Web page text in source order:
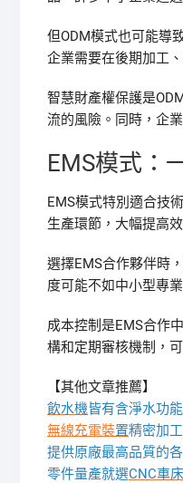
但ODM模式也可能導
企業需要在後期加工
智慧財產權保護是
流的風險。同時，企
EMS模式：
EMS模式特別適合技
生產環節，大幅提高
選擇EMS合作夥伴時
度可能不如中小型專
成本控制是EMS合作
構和定期審核機制，
【其他文章推薦】
飲水機皆有含淨水功
無線充電裝置精密加
提供原廠最高品質的
零件量產就選CNC車床